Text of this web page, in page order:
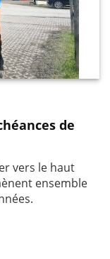
de
vers le haut
ensemble